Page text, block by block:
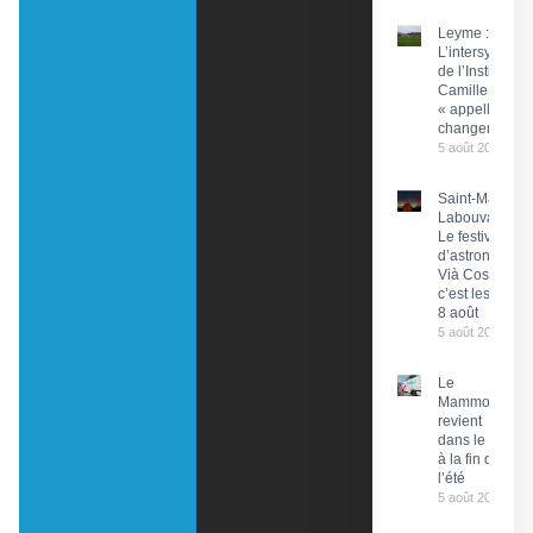
Leyme :
de l’Institut
Camille Miret
« appelle à du
changement »
5 août 2026
Saint-Martin-
Labouval :
Le festival
d’astronomie
Vià Cosmos,
c’est les 7 et
8 août
5 août 2026
Le
Mammobile
revient
dans le Lot
à la fin de
l’été
5 août 2026